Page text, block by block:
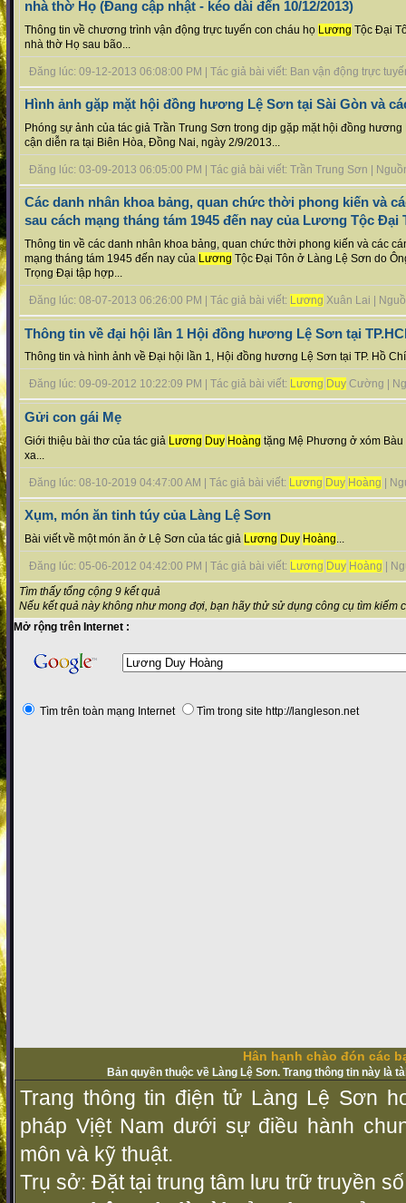
nhà thờ Họ (Đang cập nhật - kéo dài đến 10/12/2013)
Thông tin về chương trình vận động trực tuyến con cháu họ Lương Tộc Đại
nhà thờ Họ sau bão...
Đăng lúc: 09-12-2013 06:08:00 PM | Tác giả bài viết: Ban vận động trực
Hình ảnh gặp mặt hội đồng hương Lệ Sơn tại Sài Gòn và
Phóng sự ảnh của tác giả Trần Trung Sơn trong dịp gặp mặt hội đồng
cận diễn ra tại Biên Hòa, Đồng Nai, ngày 2/9/2013...
Đăng lúc: 03-09-2013 06:05:00 PM | Tác giả bài viết: Trần Trung Sơn |
Các danh nhân khoa bảng, quan chức thời phong kiến và
sau cách mạng tháng tám 1945 đến nay của Lương Tộc Đại
Thông tin về các danh nhân khoa bảng, quan chức thời phong kiến và các
mạng tháng tám 1945 đến nay của Lương Tộc Đại Tôn ở Làng Lệ Sơn do
Trọng Đại tập hợp...
Đăng lúc: 08-07-2013 06:26:00 PM | Tác giả bài viết: Lương Xuân Lai |
Thông tin về đại hội lần 1 Hội đồng hương Lệ Sơn tại
Thông tin và hình ảnh về Đại hội lần 1, Hội đồng hương Lệ Sơn tại TP. Hồ
Đăng lúc: 09-09-2012 10:22:09 PM | Tác giả bài viết: Lương Duy Cường |
Gửi con gái Mẹ
Giới thiệu bài thơ của tác giả Lương Duy Hoàng tặng Mệ Phương ở xóm
xa...
Đăng lúc: 08-10-2019 04:47:00 AM | Tác giả bài viết: Lương Duy Hoàng |
Xụm, món ăn tinh túy của Làng Lệ Sơn
Bài viết về một món ăn ở Lệ Sơn của tác giả Lương Duy Hoàng
Đăng lúc: 05-06-2012 04:42:00 PM | Tác giả bài viết: Lương Duy Hoàng |
Tìm thấy tổng cộng 9 kết quả
Nếu kết quả này không như mong đợi, bạn hãy thử sử dụng công cụ tìm kiếm
Mở rộng trên Internet :
Tìm trên toàn mạng Internet Tìm trong site http://langleson.net
Hân hạnh chào đón các
Bản quyền thuộc về Làng Lệ Sơn. Trang thông tin này là
Trang thông tin điện tử Làng Lệ Sơn
pháp Vịệt Nam dưới sự điều hành
môn và kỹ thuật.
Trụ sở: Đặt tại trung tâm lưu trữ truyền